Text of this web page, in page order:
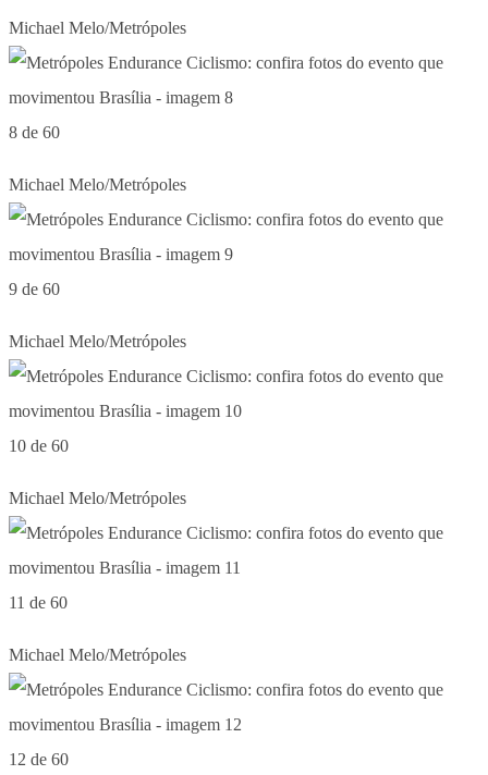
Michael Melo/Metrópoles
8 de 60
Michael Melo/Metrópoles
9 de 60
Michael Melo/Metrópoles
10 de 60
Michael Melo/Metrópoles
11 de 60
Michael Melo/Metrópoles
12 de 60